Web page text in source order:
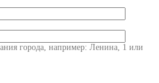
города, например: Ленина, 1 или